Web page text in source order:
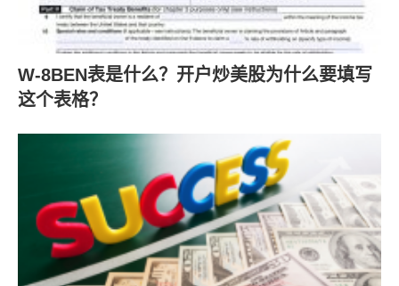
W-8BEN表是什么？开户炒美股为什么要填写
这个表格？